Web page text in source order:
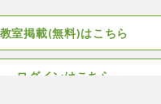
教室掲載(無料)はこちら
ログインはこちら